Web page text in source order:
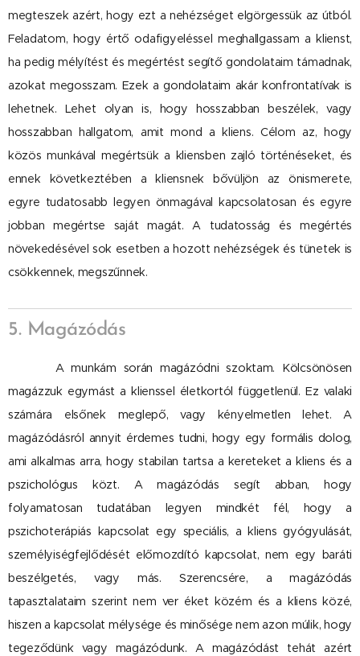
megteszek azért, hogy ezt a nehézséget elgörgessük az útból.
Feladatom, hogy értő odafigyeléssel meghallgassam a klienst,
ha pedig mélyítést és megértést segítő gondolataim támadnak,
azokat megosszam. Ezek a gondolataim akár konfrontatívak is
lehetnek. Lehet olyan is, hogy hosszabban beszélek, vagy
hosszabban hallgatom, amit mond a kliens. Célom az, hogy
közös munkával megértsük a kliensben zajló történéseket, és
ennek következtében a kliensnek bővüljön az önismerete,
egyre tudatosabb legyen önmagával kapcsolatosan és egyre
jobban megértse saját magát. A tudatosság és megértés
növekedésével sok esetben a hozott nehézségek és tünetek is
csökkennek, megszűnnek.
5. Magázódás
A munkám során magázódni szoktam. Kölcsönösen
magázzuk egymást a klienssel életkortól függetlenül. Ez valaki
számára elsőnek meglepő, vagy kényelmetlen lehet. A
magázódásról annyit érdemes tudni, hogy egy formális dolog,
ami alkalmas arra, hogy stabilan tartsa a kereteket a kliens és a
pszichológus közt. A magázódás segít abban, hogy
folyamatosan tudatában legyen mindkét fél, hogy a
pszichoterápiás kapcsolat egy speciális, a kliens gyógyulását,
személyiségfejlődését előmozdító kapcsolat, nem egy baráti
beszélgetés, vagy más. Szerencsére, a magázódás
tapasztalataim szerint nem ver éket közém és a kliens közé,
hiszen a kapcsolat mélysége és minősége nem azon múlik, hogy
tegeződünk vagy magázódunk. A magázódást tehát azért